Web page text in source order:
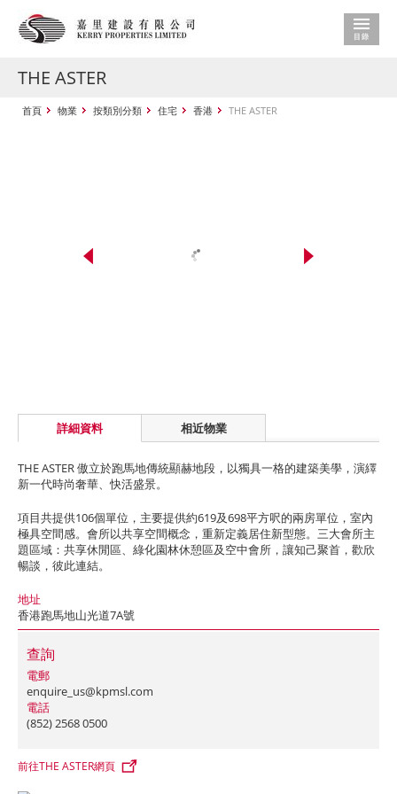
THE ASTER
首頁 物業 按類別分類 住宅 香港 THE ASTER
詳細資料 相近物業
THE ASTER 傲立於跑馬地傳統顯赫地段，以獨具一格的建築美學，演繹
新一代時尚奢華、快活盛景。
項目共提供106個單位，主要提供約619及698平方呎的兩房單位，室內
極具空間感。會所以共享空間概念，重新定義居住新型態。三大會所主
題區域：共享休閒區、綠化園林休憩區及空中會所，讓知己聚首，歡欣
暢談，彼此連結。
地址
香港跑馬地山光道7A號
查詢
電郵
enquire_us@kpmsl.com
電話
(852) 2568 0500
前往THE ASTER網頁